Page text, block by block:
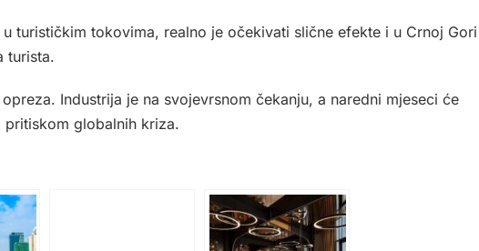
turističkim tokovima, realno je očekivati slične efekte i u Crnoj Gori
turista.
Industrija je na svojevrsnom čekanju, a naredni mjeseci će
globalnih kriza.